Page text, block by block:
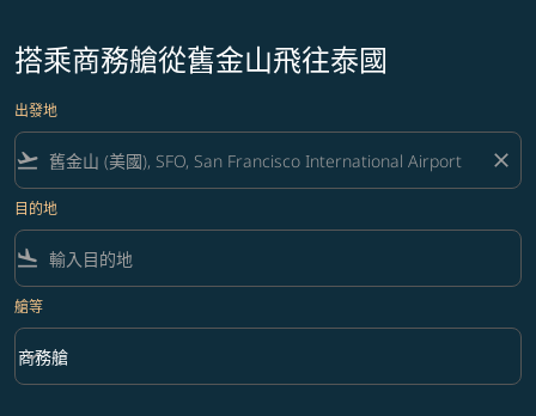
搭乘商務艙從舊金山飛往泰國
出發地
flight_takeoff close
目的地
flight_land
艙等
艙等 option 商務艙 Selected
商務艙
keyboard_arrow_down